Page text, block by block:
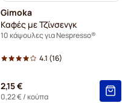
Gimoka
Καφές με Τζίνσενγκ
10 κάψουλες για Nespresso®
4.1 (16)
2,15 €
0,22 €/ κούπα